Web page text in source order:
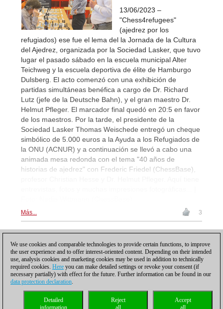
13/06/2023 –
"Chess4refugees"
(ajedrez por los
refugiados) ese fue el lema del la Jornada de la Cultura
del Ajedrez, organizada por la Sociedad Lasker, que tuvo
lugar el pasado sábado en la escuela municipal Alter
Teichweg y la escuela deportiva de élite de Hamburgo
Dulsberg. El acto comenzó con una exhibición de
partidas simultáneas benéfica a cargo de Dr. Richard
Lutz (jefe de la Deutsche Bahn), y el gran maestro Dr.
Helmut Pfleger. El marcador final quedó en 20:5 en favor
de los maestros. Por la tarde, el presidente de la
Sociedad Lasker Thomas Weischede entregó un cheque
simbólico de 5.000 euros a la Ayuda a los Refugiados de
la ONU (ACNUR) y a continuación se llevó a cabo una
animada mesa redonda con el tema "40 años de
historias de ajedrez" con Frederic Friedel (ChessBase),
Más... 3
Política de privacidad |Para contactar Cookies Management
Licencias
Compliance Hotline
We use cookies and comparable technologies to provide certain functions, to improve
the user experience and to offer interest-oriented content. Depending on their intended
use, analysis cookies and marketing cookies may be used in addition to technically
required cookies. Here you can make detailed settings or revoke your consent (if
necessary partially) with effect for the future. Further information can be found in our
data protection declaration.
Accept
all
Reject
all
Detailed
information